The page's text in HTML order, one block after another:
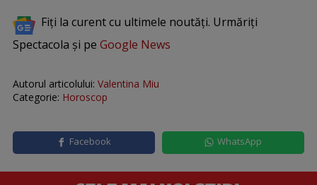
Fiți la curent cu ultimele noutăți. Urmăriți
Spectacola și pe Google News
Autorul articolului: Valentina Miu
Categorie: Horoscop
Facebook WhatsApp